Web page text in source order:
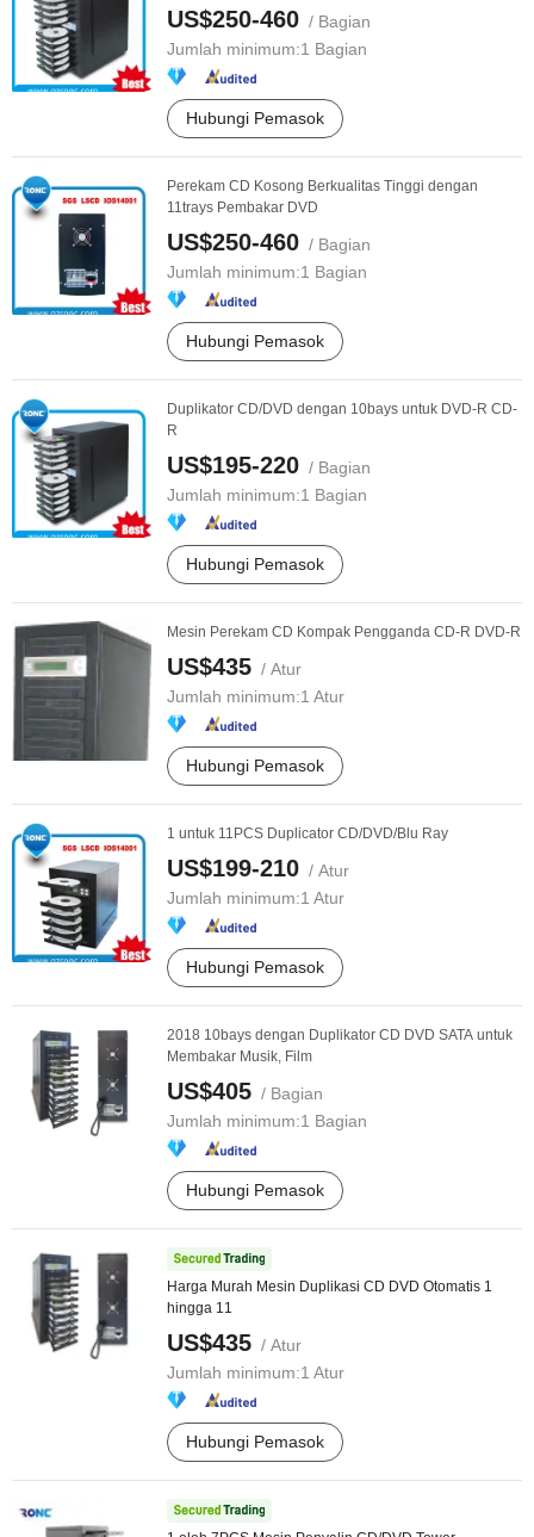
US$250-460 / Bagian
Jumlah minimum:1 Bagian
Hubungi Pemasok
Perekam CD Kosong Berkualitas Tinggi dengan
11trays Pembakar DVD
US$250-460 / Bagian
Jumlah minimum:1 Bagian
Hubungi Pemasok
Duplikator CD/DVD dengan 10bays untuk DVD-R CD-
R
US$195-220 / Bagian
Jumlah minimum:1 Bagian
Hubungi Pemasok
Mesin Perekam CD Kompak Pengganda CD-R DVD-R
US$435 / Atur
Jumlah minimum:1 Atur
Hubungi Pemasok
1 untuk 11PCS Duplicator CD/DVD/Blu Ray
US$199-210 / Atur
Jumlah minimum:1 Atur
Hubungi Pemasok
2018 10bays dengan Duplikator CD DVD SATA untuk
Membakar Musik, Film
US$405 / Bagian
Jumlah minimum:1 Bagian
Hubungi Pemasok
Harga Murah Mesin Duplikasi CD DVD Otomatis 1
hingga 11
US$435 / Atur
Jumlah minimum:1 Atur
Hubungi Pemasok